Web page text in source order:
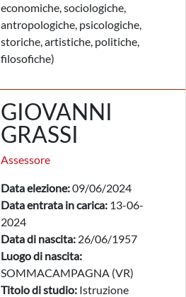
economiche, sociologiche,
antropologiche, psicologiche,
storiche, artistiche, politiche,
filosofiche)
GIOVANNI
GRASSI
Assessore
Data elezione:09/06/2024
Data entrata in carica: 13-06-
2024
Data di nascita: 26/06/1957
Luogo di nascita:
SOMMACAMPAGNA (VR)
Titolo di studio: Istruzione